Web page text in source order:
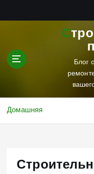
Строительный
Блог
Домашняя